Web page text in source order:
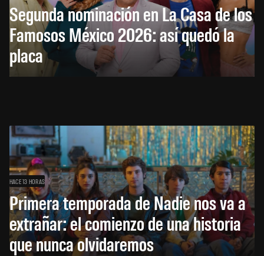
Segunda nominación en La Casa de los
Famosos México 2026: así quedó la
placa
HACE 13 HORAS
Primera temporada de Nadie nos va a
extrañar: el comienzo de una historia
que nunca olvidaremos